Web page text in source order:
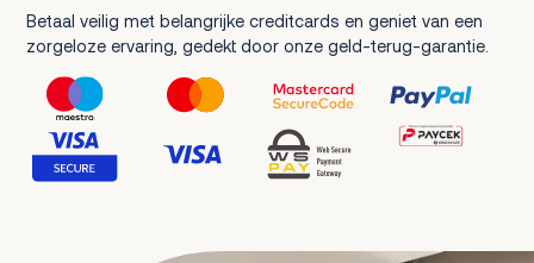
Betaal veilig met belangrijke creditcards en geniet van een
zorgeloze ervaring, gedekt door onze geld-terug-garantie.